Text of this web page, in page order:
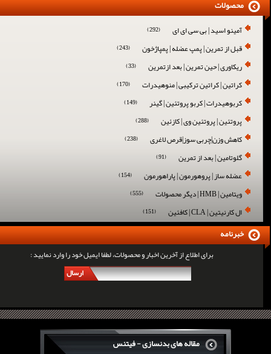
آمینو اسید | بی سی ای ای (292)
قبل از تمرین | پمپ عضله | پمپاژخون (243)
ریکاوری | حین تمرین | بعد ازتمرین (33)
کراتین | کراتین ترکیبی | منوهیدرات (170)
کربوهیدرات | کربو پروتئین | گینر (149)
پروتئین | پروتئین وی | کازئین (288)
کاهش وزن|چربی سوز|قرص لاغری (238)
گلوتامین | بعد از تمرین (91)
عضله ساز | پروهورمون | پاراهورمون (154)
ویتامین | HMB | دیگر محصولات (555)
ال کارنیتین | CLA | کافئین (151)
محصولات
برای اطلاع از آخرین اخبار و محصولات، لطفا ایمیل خود را وارد نمایید :
ارسال
خبرنامه
مقاله های بدنسازی - فیتنس